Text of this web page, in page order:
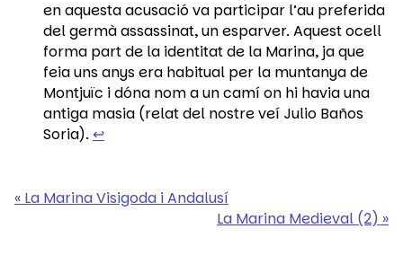
en aquesta acusació va participar l’au preferida
del germà assassinat, un esparver. Aquest ocell
forma part de la identitat de la Marina, ja que
feia uns anys era habitual per la muntanya de
Montjuïc i dóna nom a un camí on hi havia una
antiga masia (relat del nostre veí Julio Baños
Soria). ↩︎
« La Marina Visigoda i Andalusí
La Marina Medieval (2) »